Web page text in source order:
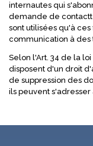
internautes qui
demande de
sont utilisées qu'à
communication à des
Selon l'Art. 34 de la
disposent d'un droit
de suppression des
ils peuvent